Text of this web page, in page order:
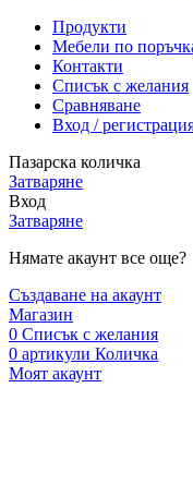
Продукти
Мебели по
Контакти
Списък с желания
Сравняване
Вход /
Пазарска количка
Затваряне
Вход
Затваряне
Нямате акаунт все още?
Създаване на акаунт
Магазин
0 Списък с желания
0 артикули Количка
Моят акаунт